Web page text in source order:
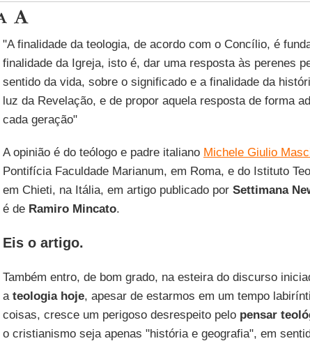
"A finalidade da teologia, de acordo com o Concílio, é
finalidade da Igreja, isto é, dar uma resposta às perenes
sentido da vida, sobre o significado e a finalidade da
luz da Revelação, e de propor aquela resposta de forma
cada geração"
A opinião é do teólogo e padre italiano Michele Giulio
Pontifícia Faculdade Marianum, em Roma, e do Istituto
em Chieti, na Itália, em artigo publicado por Settimana
é de Ramiro Mincato.
Eis o artigo.
Também entro, de bom grado, na esteira do discurso
a teologia hoje, apesar de estarmos em um tempo
coisas, cresce um perigoso desrespeito pelo pensar
o cristianismo seja apenas "história e geografia", em